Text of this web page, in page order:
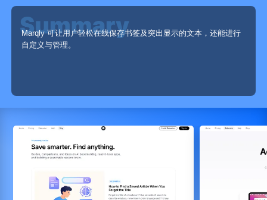
Marqly 可让用户轻松在线保存书签及突出显示的文本，还能进行
自定义与管理。